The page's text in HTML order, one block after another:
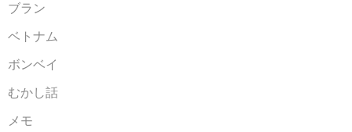
ブラン
ベトナム
ボンベイ
むかし話
メモ